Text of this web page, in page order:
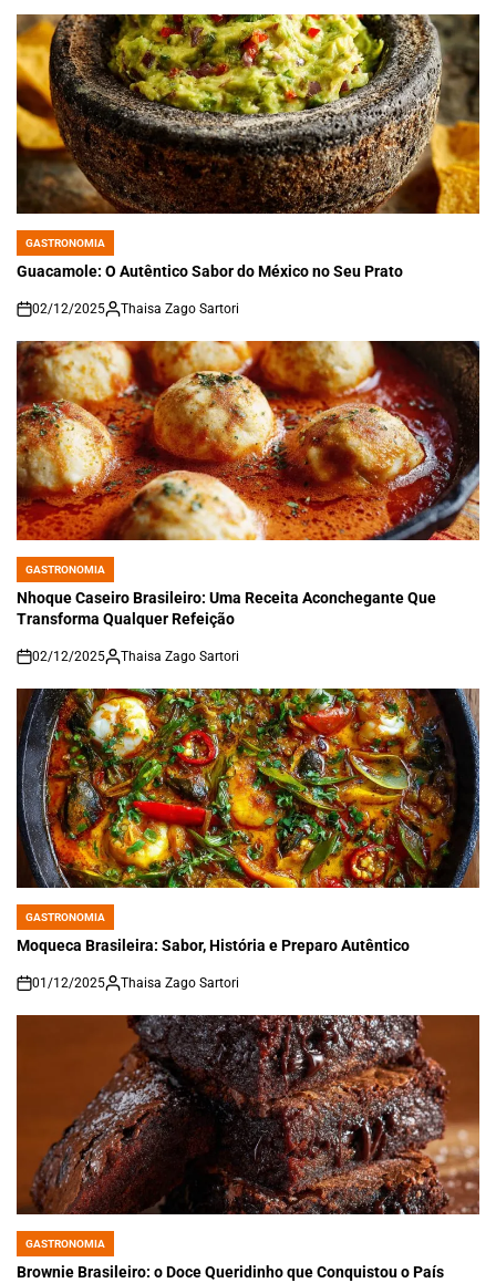
POSTED
IN
GASTRONOMIA
Guacamole: O Autêntico Sabor do México no Seu Prato
on
02/12/2025 Thaisa Zago Sartori
POSTED
IN
GASTRONOMIA
Nhoque Caseiro Brasileiro: Uma Receita Aconchegante Que
Transforma Qualquer Refeição
on
02/12/2025 Thaisa Zago Sartori
POSTED
IN
GASTRONOMIA
Moqueca Brasileira: Sabor, História e Preparo Autêntico
on
01/12/2025 Thaisa Zago Sartori
POSTED
IN
GASTRONOMIA
Brownie Brasileiro: o Doce Queridinho que Conquistou o País